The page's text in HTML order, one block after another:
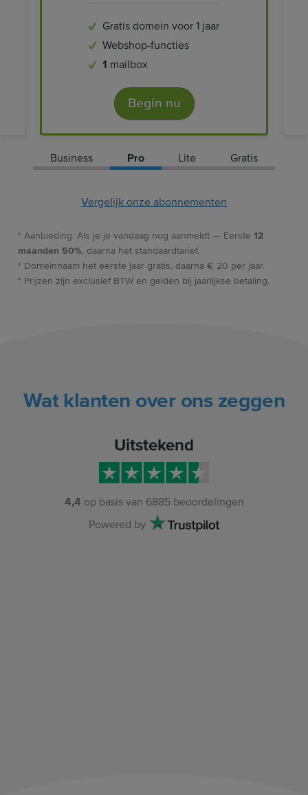
Gratis domein voor 1 jaar
Webshop-functies
1 mailbox
Begin nu
Business Pro Lite Gratis
Vergelijk onze abonnementen
* Aanbieding: Als je je vandaag nog aanmeldt — Eerste 12
maanden 50%, daarna het standaardtarief.
* Domeinnaam het eerste jaar gratis, daarna € 20 per jaar.
* Prijzen zijn exclusief BTW en gelden bij jaarlijkse betaling.
Wat klanten over ons zeggen
Uitstekend
4,4 op basis van 6885beoordelingen
Powered by